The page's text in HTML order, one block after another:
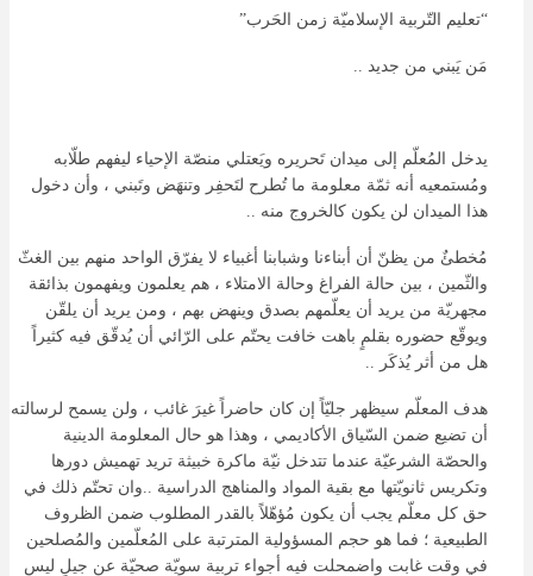
“تعليم التّربية الإسلاميّة زمن الحَرب”
مَن يَبني من جديد ..
يدخل المُعلّم إلى ميدان تَحريره ويَعتلي منصّة الإحياء ليفهم طلّابه
ومُستمعيه أنه ثمّة معلومة ما تُطرح لتَحفِر وتنهَض وتَبني ، وأن دخول
هذا الميدان لن يكون كالخروج منه ..
مُخطئٌ من يظنّ أن أبناءنا وشبابنا أغبياء لا يفرّق الواحد منهم بين الغثّ
والثّمين ، بين حالة الفراغ وحالة الامتلاء ، هم يعلمون ويفهمون بذائقة
مجهريّة من يريد أن يعلّمهم بصدق وينهض بهم ، ومن يريد أن يلقّن
ويوقّع حضوره بقلمٍ باهت خافت يحتّم على الرّائي أن يُدقّق فيه كثيراً
هل من أثر يُذكَر ..
هدف المعلّم سيظهر جليّاً إن كان حاضراً غيرَ غائب ، ولن يسمح لرسالته
أن تضيع ضمن السّياق الأكاديمي ، وهذا هو حال المعلومة الدينية
والحصّة الشرعيّة عندما تتدخل نيّة ماكرة خبيثة تريد تهميش دورها
وتكريس ثانويّتها مع بقية المواد والمناهج الدراسية ..وان تحتّم ذلك في
حق كل معلّم يجب أن يكون مُؤهّلاً بالقدر المطلوب ضمن الظروف
الطبيعية ؛ فما هو حجم المسؤولية المترتبة على المُعلّمين والمُصلحين
في وقت غابت واضمحلت فيه أجواء تربية سويّة صحيّة عن جيلٍ ليس